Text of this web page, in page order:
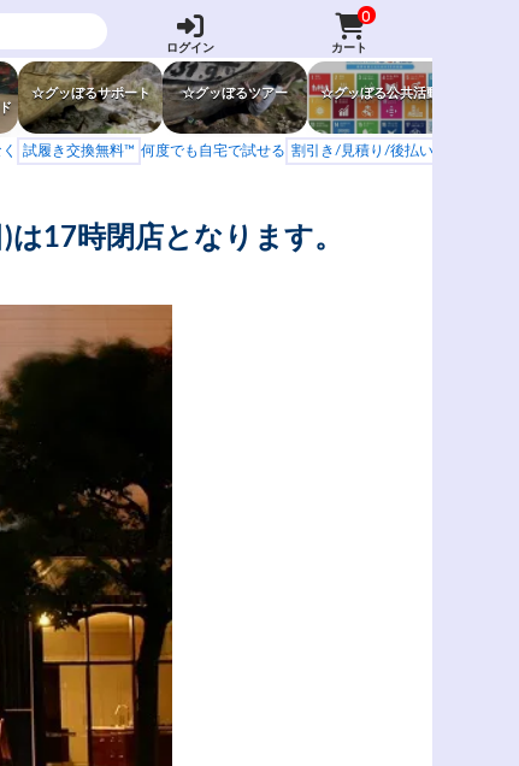
ログイン
0
カート
☆グッぼるサポート ☆グッぼるツアー ☆グッぼる公共活動
試履き交換無料™ 何度でも自宅で試せる 割引き/見積り/後払い
17時閉店となります。